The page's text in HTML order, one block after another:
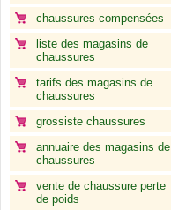
chaussures compensées
liste des magasins de
chaussures
tarifs des magasins de
chaussures
grossiste chaussures
annuaire des magasins de
chaussures
vente de chaussure perte
de poids